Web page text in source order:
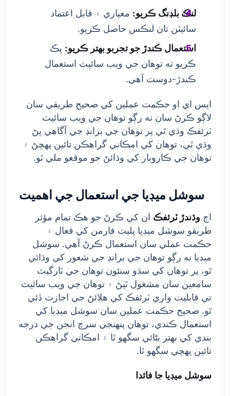
لنڪ بلڊنگ ڪريو: معياري ۽ قابل اعتماد
سائيٽن تان لنڪس حاصل ڪريو.
استعمال ڪندڙ جو تجربو بهتر ڪريو: پڪ
ڪريو ته توهان جي ويب سائيٽ استعمال
ڪندڙ-دوست آهي.
ايس اي او حڪمت عملين کي صحيح طريقي سان
لاڳو ڪرڻ سان نه رڳو توهان جي ويب سائيٽ
ٽرئفڪ وڌي ٿي پر توهان جي برانڊ جي آگاهي پڻ
وڌي ٿي، توهان کي امڪاني گراهڪن تائين پهچڻ ۽
توهان جي ڪاروبار کي وڌائڻ جو موقعو ملي ٿو.
سوشل ميڊيا جي استعمال جي اهميت
اڄ وڌندڙ ٽرئفڪ ان کي ڪرڻ جو هڪ تمام مؤثر
طريقو سوشل ميڊيا پليٽ فارمن کي فعال ۽
حڪمت عملي سان استعمال ڪرڻ آهي. سوشل
ميڊيا نه رڳو توهان جي برانڊ جي شعور کي وڌائي
ٿو، پر توهان کي سڌو سنئون توهان جي ٽارگيٽ
سامعين سان مشغول ٿيڻ ۽ توهان جي ويب سائيٽ
تي قابليت واري ٽرئفڪ کي هلائڻ جي اجازت ڏئي
ٿو. صحيح حڪمت عملين سان سوشل ميڊيا کي
استعمال ڪندي، توهان پنهنجي سرچ انجن جي درجه
بندي کي بهتر بڻائي سگهو ٿا ۽ امڪاني گراهڪن
تائين پهچي سگهو ٿا.
سوشل ميڊيا جا فائدا